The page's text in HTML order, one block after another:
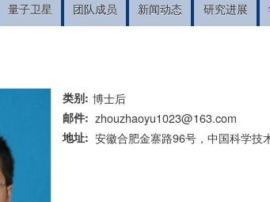
量子卫星 团队成员 新闻动态 研究进展
类别 博士后
邮件 zhouzhaoyu1023@163.com
地址 安徽合肥金寨路96号，中国科学技